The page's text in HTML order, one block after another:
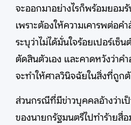
จะออกมาอย่างไรก็พร้อมยอม
เพราะต้องให้ความเคารพต่อค
ระบุว่าไม่ได้มั่นใจร้อยเปอร์เซ็น
ตัดสินตัวเอง และคาดหวังว่าค
จะทำให้ศาลวินิจฉัยในสิ่งที่ถูก
ส่วนกรณีที่มีข่าวบุคคลอ้างว่า
ของนายกรัฐมนตรีไปทำร้ายสื่